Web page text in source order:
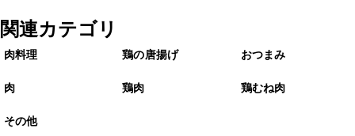
関連カテゴリ
肉料理 鶏の唐揚げ おつまみ
肉 鶏肉 鶏むね肉
その他